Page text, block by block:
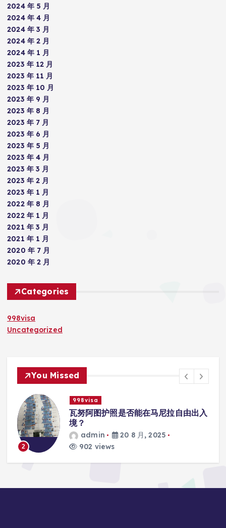
2024 年 5 月
2024 年 4 月
2024 年 3 月
2024 年 2 月
2024 年 1 月
2023 年 12 月
2023 年 11 月
2023 年 10 月
2023 年 9 月
2023 年 8 月
2023 年 7 月
2023 年 6 月
2023 年 5 月
2023 年 4 月
2023 年 3 月
2023 年 2 月
2023 年 1 月
2022 年 8 月
2022 年 1 月
2021 年 3 月
2021 年 1 月
2020 年 7 月
2020 年 2 月
Categories
998visa
Uncategorized
You Missed
3
998visa
瓦努阿图护照是否能在马尼拉使用国际
学校的注册？
admin
20 8 月, 2025
818 views